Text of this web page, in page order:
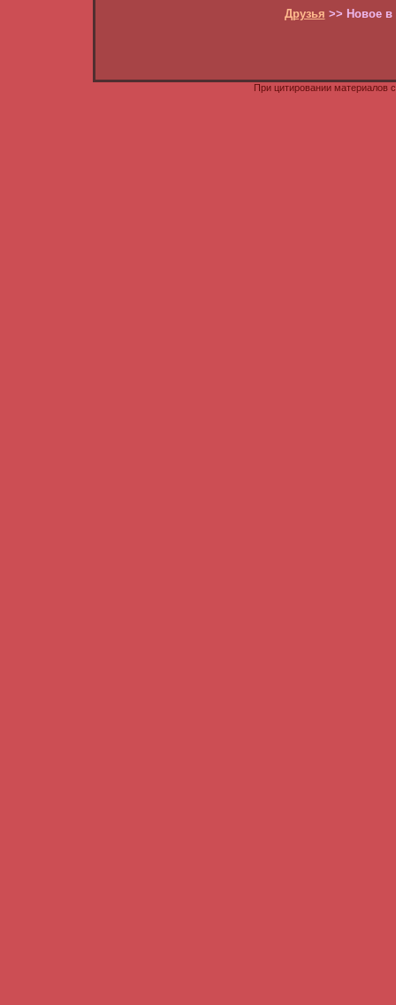
Друзья >> Новое в
При цитировании материалов